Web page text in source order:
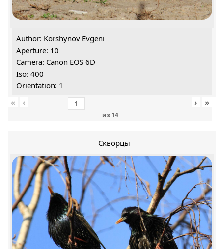
Author: Korshynov Evgeni
Aperture: 10
Camera: Canon EOS 6D
Iso: 400
Orientation: 1
«
‹
из 14
› »
Скворцы